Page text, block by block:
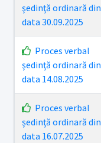
şedinţă ordinară din
data 30.09.2025
Proces verbal
şedinţă ordinară din
data 14.08.2025
Proces verbal
şedinţă ordinară din
data 16.07.2025